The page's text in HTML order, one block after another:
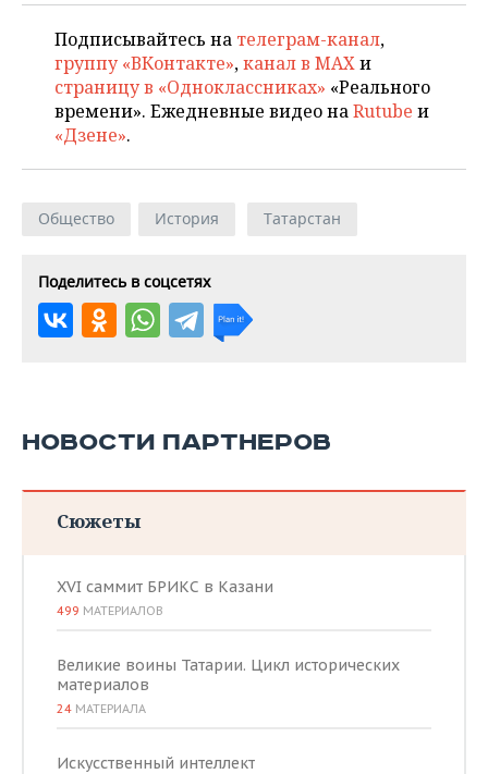
Подписывайтесь на телеграм-канал,
группу «ВКонтакте»,канал в MAXи
страницу в «Одноклассниках» «Реального
времени». Ежедневные видео наRutube и
«Дзене».
Общество История Татарстан
Поделитесь в соцсетях
НОВОСТИ ПАРТНЕРОВ
Сюжеты
XVI саммит БРИКС в Казани
499 МАТЕРИАЛОВ
Великие воины Татарии. Цикл исторических
материалов
24 МАТЕРИАЛА
Искусственный интеллект